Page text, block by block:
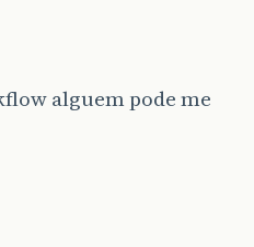
alguem pode me